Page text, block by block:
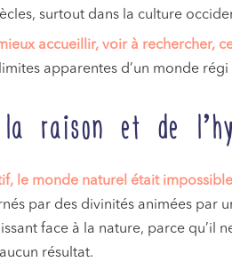
surtout dans la culture
accueillir, voir à rechercher,
apparentes d’un monde
raison et de
le monde naturel était
par des divinités animées par
face à la nature, parce qu’il
résultat.